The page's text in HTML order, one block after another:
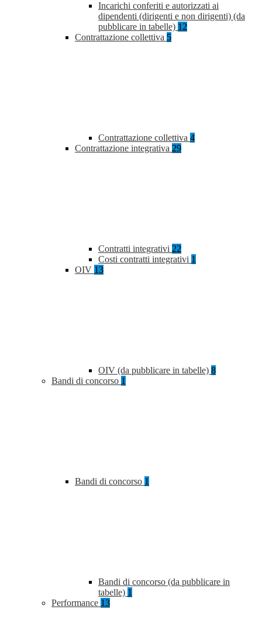
Incarichi conferiti e autorizzati ai
dipendenti (dirigenti e non dirigenti) (da
pubblicare in tabelle) 12
Contrattazione collettiva 5
Contrattazione collettiva 4
Contrattazione integrativa 29
Contratti integrativi 22
Costi contratti integrativi 1
OIV 13
OIV (da pubblicare in tabelle) 8
Bandi di concorso 1
Bandi di concorso 1
Bandi di concorso (da pubblicare in
tabelle) 1
Performance 13